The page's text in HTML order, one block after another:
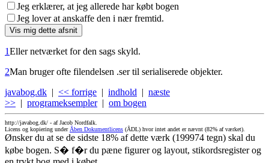
Jeg erklærer, at jeg allerede har købt bogen
Jeg lover at anskaffe den i nær fremtid.
1Eller netværket for den sags skyld.
2Man bruger ofte filendelsen .ser til serialiserede objekter.
javabog.dk | << forrige | indhold | næste
>> | programeksempler| om bogen
http://javabog.dk/ - af Jacob Nordfalk.
Licens og kopiering under Åben Dokumentlicens (ÅDL) hvor intet andet er nævnt (82% af værket).
Ønsker du at se de sidste 18% af dette værk (199974 tegn) skal du
købe bogen. S� f�r du pæne figurer og layout, stikordsregister og